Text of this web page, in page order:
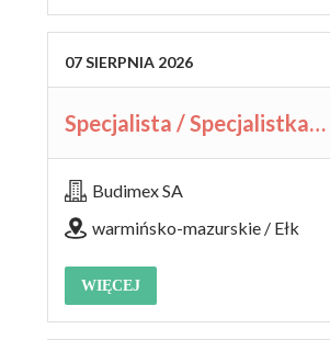
07SIERPNIA 2026
Specjalista / Specjalistka ds. BHP
Budimex SA
warmińsko-mazurskie / Ełk
WIĘCEJ